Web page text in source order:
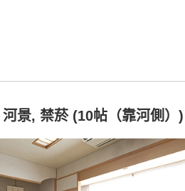
河景, 禁菸 (10帖（靠河側）)